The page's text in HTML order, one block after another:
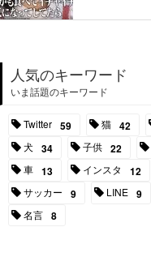
人気のキーワード
いま話題のキーワード
Twitter 59 猫 42
犬 34 子供 22
車 13 インスタ 12
サッカー 9 LINE 9
名言 8